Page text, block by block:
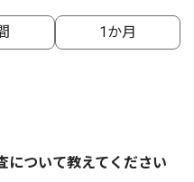
1か月
ついて教えてください